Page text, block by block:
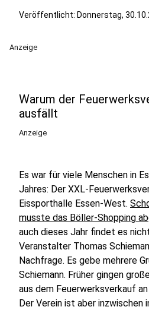
Veröffentlicht: Donnerstag,
Anzeige
Warum der
ausfällt
Anzeige
Es war für viele Menschen in
Jahres: Der XXL-
Eissporthalle Essen-West.
musste das Böller-Shopping
auch dieses Jahr findet es
Veranstalter Thomas
Nachfrage. Es gebe mehrere
Schiemann. Früher gingen
aus dem Feuerwerksverkauf
Der Verein ist aber inzwischen